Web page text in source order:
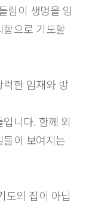
림이 생명을 잉
으로 기도할
한 임재와 방
니다. 함께 외
이 보여지는
도의 집이 아닙